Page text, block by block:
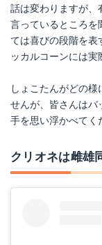
話は変わりますが、
言っているところを
ては喜びの段階を
ッカルコーンには
しょこたんがどの
せんが、皆さんはバ
手を思い浮かべてく
クリオネは雌雄